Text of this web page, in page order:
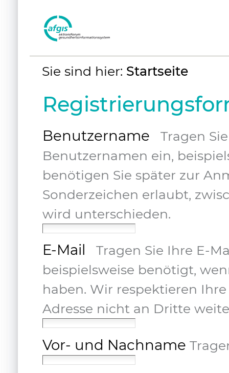
Benutzerspezifische
Werkzeuge
Sie sind hier: Startseite
Benutzername
Tragen
Benutzernamen ein,
benötigen Sie später zur
Sonderzeichen erlaubt,
wird unterschieden.
E-Mail
Tragen Sie Ihre E-
beispielsweise benötigt,
haben. Wir respektieren
Adresse nicht an Dritte
Vor- und Nachname